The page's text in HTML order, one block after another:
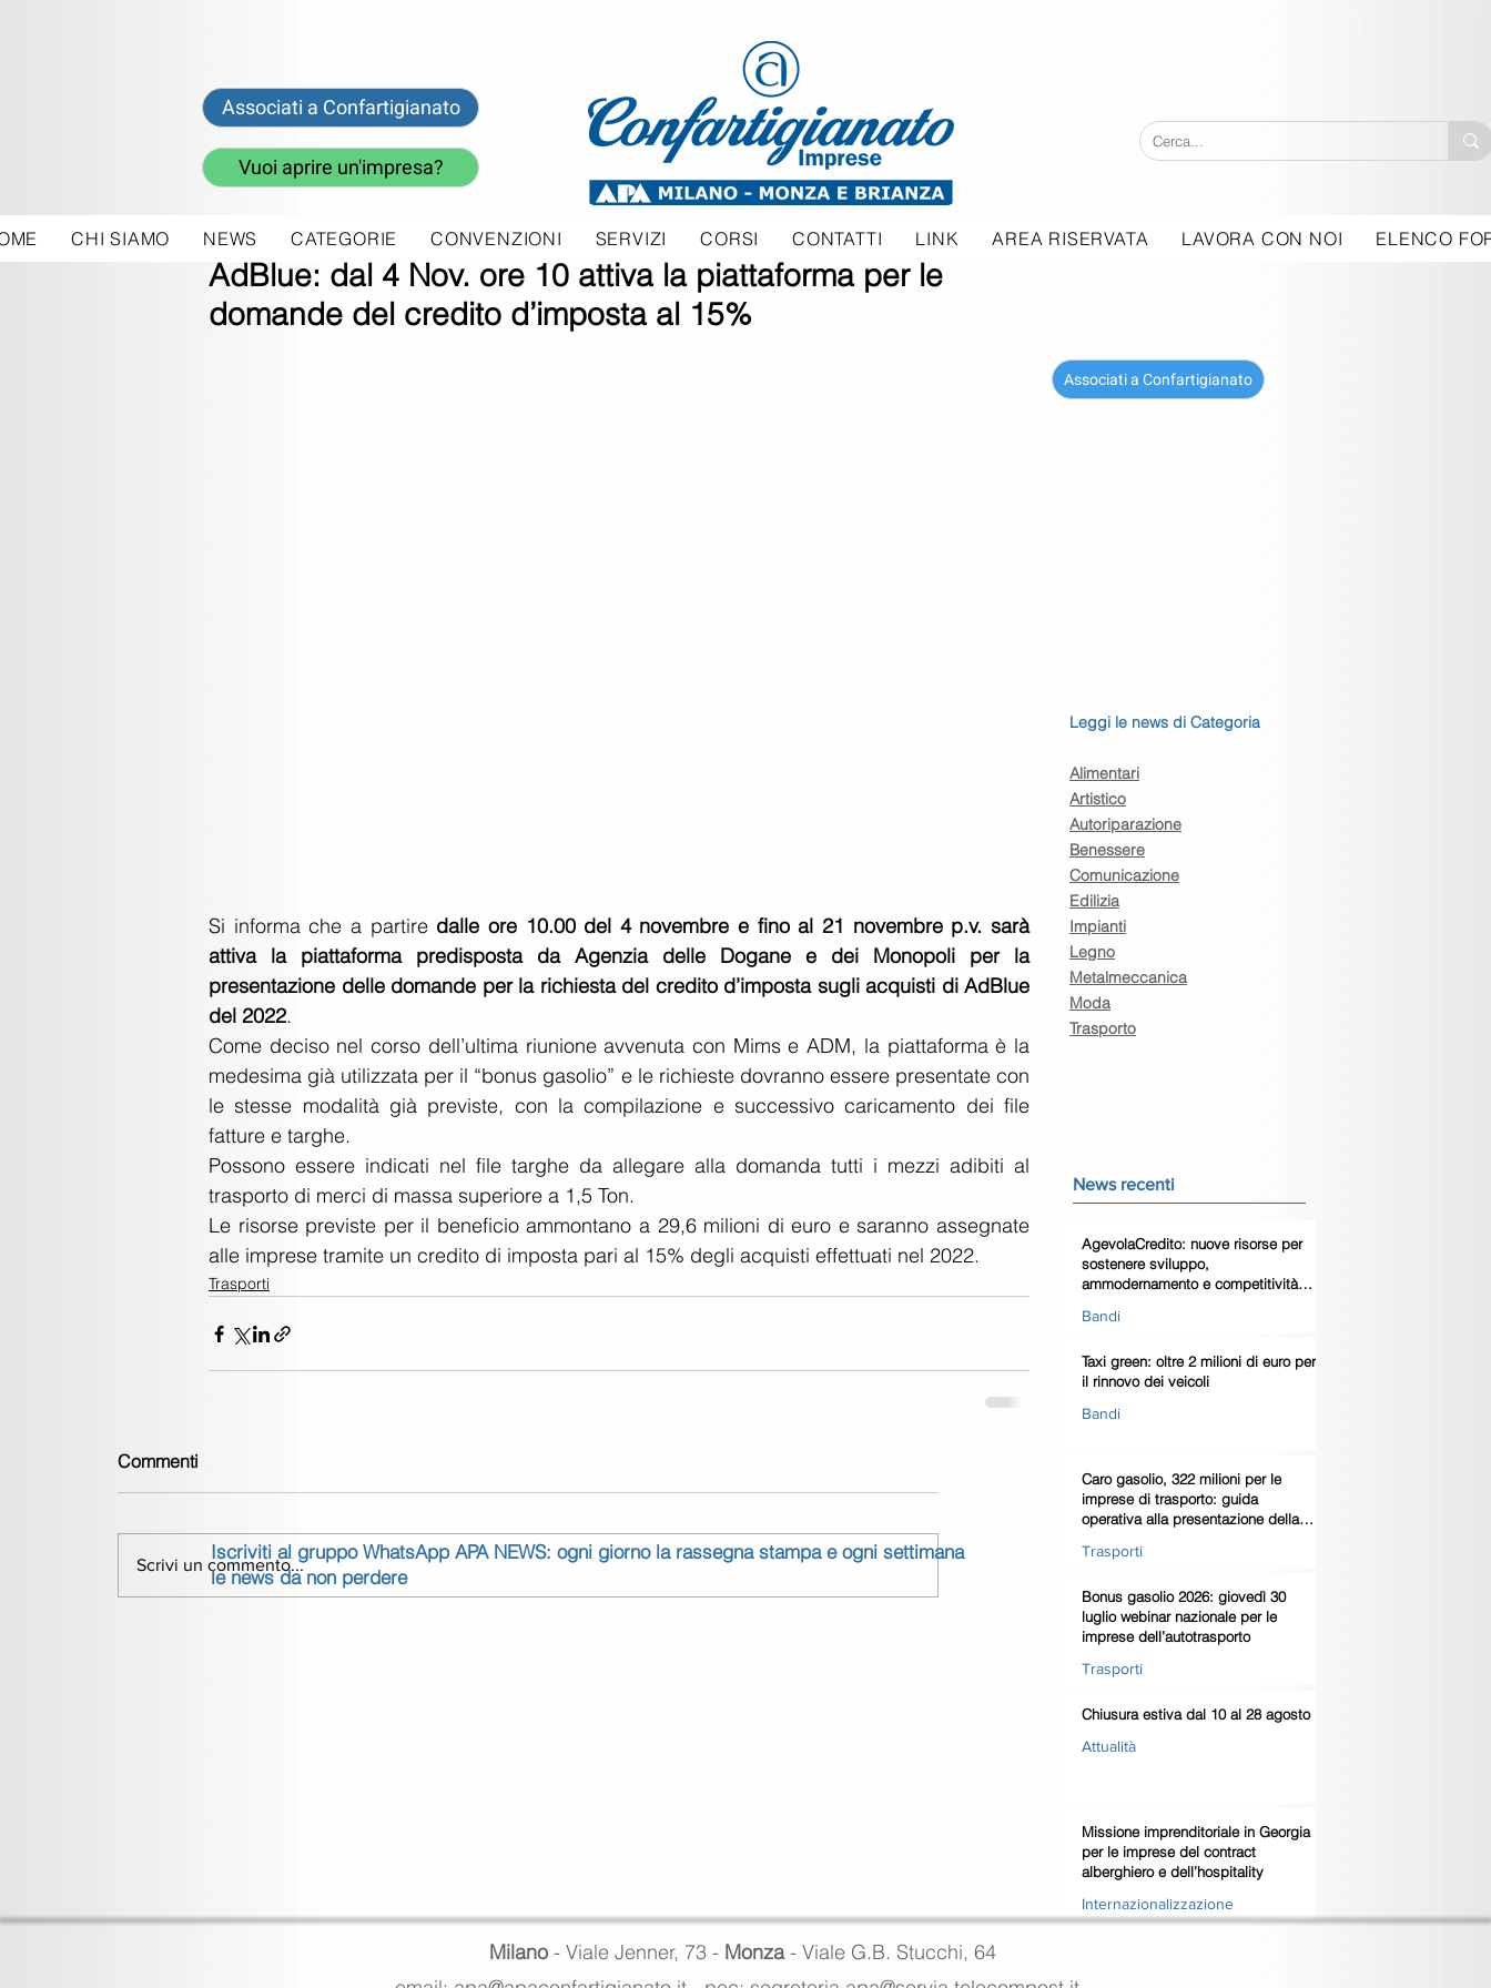
Associati a Confartigianato
Vuoi aprire un'impresa?
CHI SIAMO NEWS CATEGORIE CONVENZIONI SERVIZI CORSI CONTATTI LINK AREA RISERVATA LAVORA CON NOI ELENCO
AdBlue: dal 4 Nov. ore 10 attiva la piattaforma per le
domande del credito d’imposta al 15%
24 ott 2022
Si informa che a partire dalle ore 10.00 del 4 novembre e fino al 21 novembre p.v. sarà
attiva la piattaforma predisposta da Agenzia delle Dogane e dei Monopoli per la
presentazione delle domande per la richiesta del credito d’imposta sugli acquisti di AdBlue
del 2022.
Come deciso nel corso dell’ultima riunione avvenuta con Mims e ADM, la piattaforma è la
medesima già utilizzata per il “bonus gasolio” e le richieste dovranno essere presentate con
le stesse modalità già previste, con la compilazione e successivo caricamento dei file
fatture e targhe.
Possono essere indicati nel file targhe da allegare alla domanda tutti i mezzi adibiti al
trasporto di merci di massa superiore a 1,5 Ton.
Le risorse previste per il beneficio ammontano a 29,6 milioni di euro e saranno assegnate
alle imprese tramite un credito di imposta pari al 15% degli acquisti effettuati nel 2022.
Trasporti
Commenti
Scrivi un commento...
Leggi le news di Categoria
Alimentari
Artistico
Autoriparazione
Benessere
Comunicazione
Edilizia
Impianti
Legno
Metalmeccanica
Moda
Trasporto
News recenti
AgevolaCredito: nuove risorse per
sostenere sviluppo,
ammodernamento e competitività
Bandi
Taxi green: oltre 2 milioni di euro per
il rinnovo dei veicoli
Bandi
Caro gasolio, 322 milioni per le
imprese di trasporto: guida
operativa alla presentazione della
Trasporti
Bonus gasolio 2026: giovedì 30
luglio webinar nazionale per le
imprese dell’autotrasporto
Trasporti
Chiusura estiva dal 10 al 28 agosto
Attualità
Missione imprenditoriale in Georgia
per le imprese del contract
alberghiero e dell’hospitality
Internazionalizzazione
Iscriviti al gruppo WhatsApp APA NEWS: ogni giorno la rassegna stampa e ogni settimana
le news da non perdere
Associati a Confartigianato
Milano - Viale Jenner, 73 - Monza- Viale G.B. Stucchi, 64